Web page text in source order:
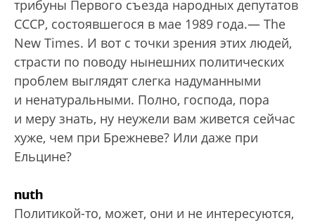
трибуны Первого съезда народных депутатов
СССР, состоявшегося в мае 1989 года.— The
New Times. И вот с точки зрения этих людей,
страсти по поводу нынешних политических
проблем выглядят слегка надуманными
и ненатуральными. Полно, господа, пора
и меру знать, ну неужели вам живется сейчас
хуже, чем при Брежневе? Или даже при
Ельцине?
nuth
Политикой-то, может, они и не интересуются,